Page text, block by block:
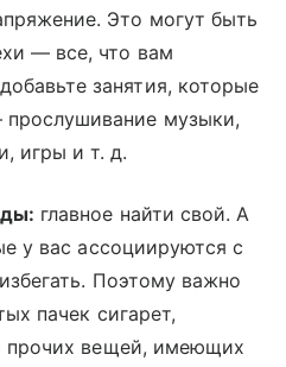
Это могут быть
— все, что вам
занятия, которые
музыки,
игры и т. д.
главное найти свой. А
у вас ассоциируются с
Поэтому важно
пачек сигарет,
прочих вещей, имеющих